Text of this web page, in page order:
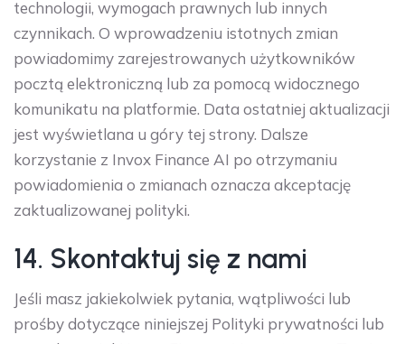
technologii, wymogach prawnych lub innych
czynnikach. O wprowadzeniu istotnych zmian
powiadomimy zarejestrowanych użytkowników
pocztą elektroniczną lub za pomocą widocznego
komunikatu na platformie. Data ostatniej aktualizacji
jest wyświetlana u góry tej strony. Dalsze
korzystanie z Invox Finance AI po otrzymaniu
powiadomienia o zmianach oznacza akceptację
zaktualizowanej polityki.
14. Skontaktuj się z nami
Jeśli masz jakiekolwiek pytania, wątpliwości lub
prośby dotyczące niniejszej Polityki prywatności lub